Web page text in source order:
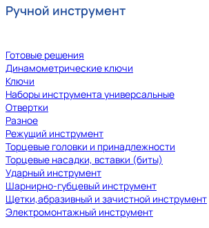
Ручной инструмент
Готовые решения
Динамометрические ключи
Ключи
Наборы инструмента универсальные
Отвертки
Разное
Режущий инструмент
Торцевые головки и принадлежности
Торцевые насадки, вставки (биты)
Ударный инструмент
Шарнирно-губцевый инструмент
Щетки,абразивный и зачистной инструмент
Электромонтажный инструмент